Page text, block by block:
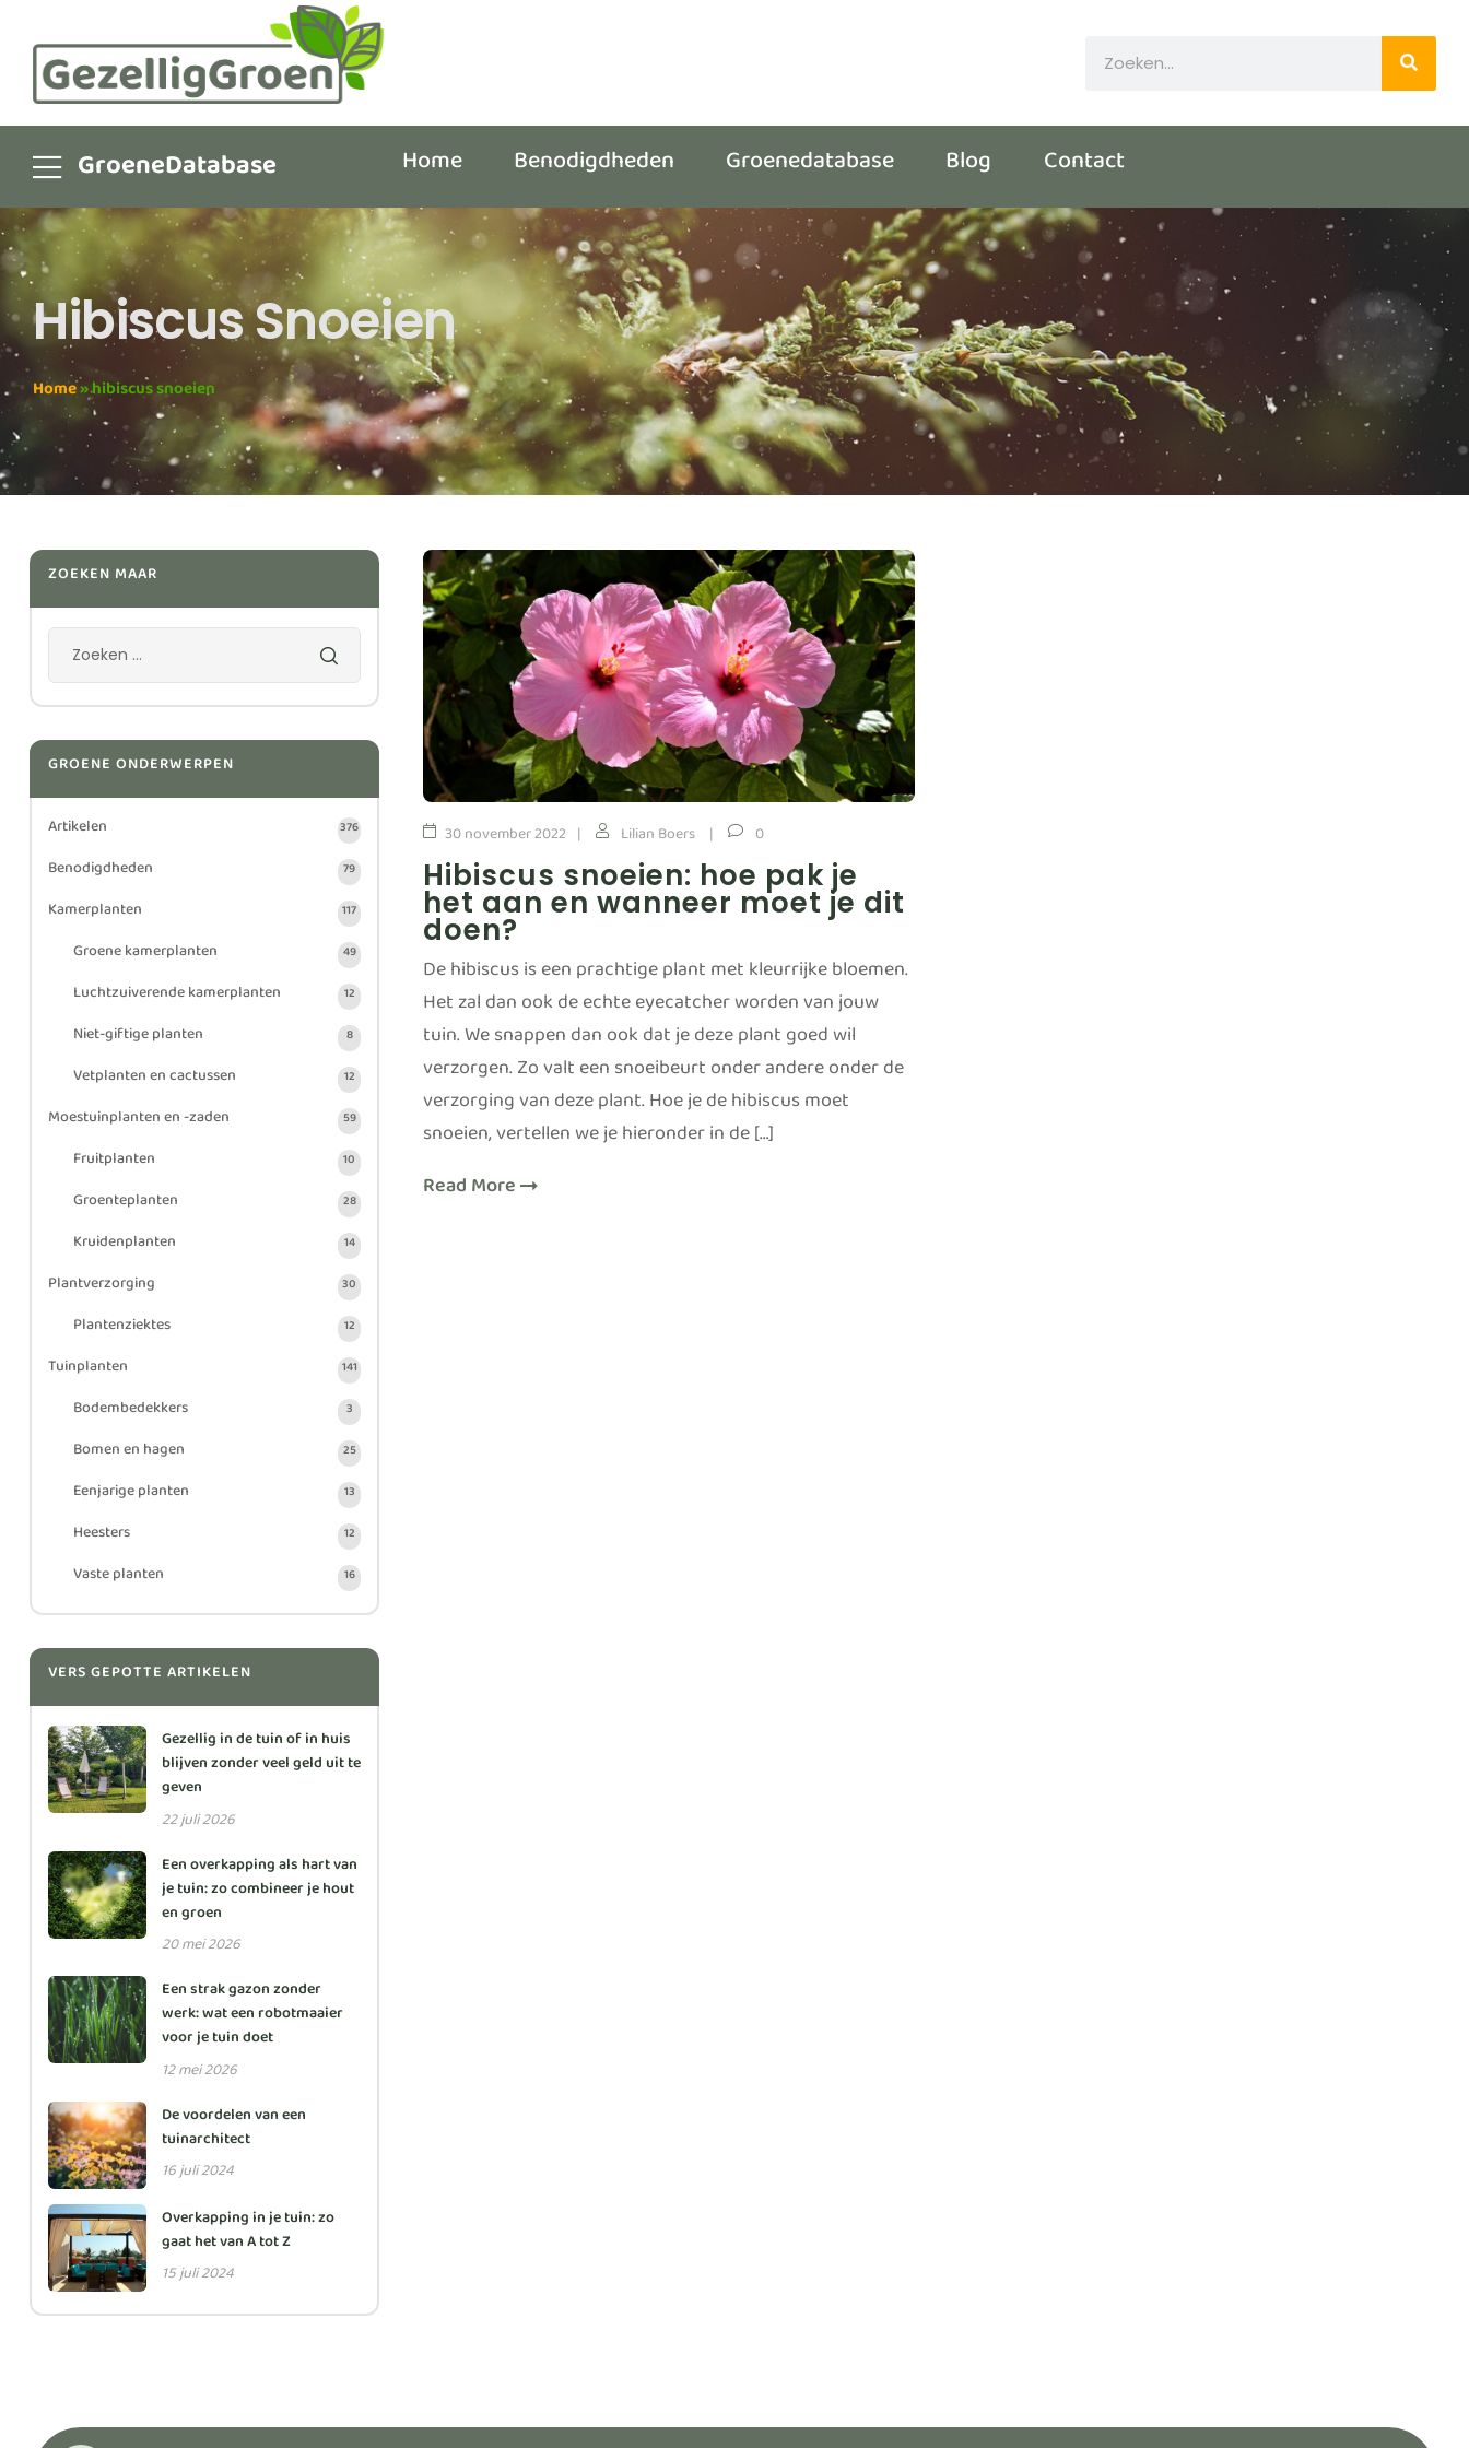
GroeneDatabase Home Benodigdheden Groenedatabase Blog Contact
Hibiscus Snoeien
Home»hibiscus snoeien
30 november 2022 Lilian Boers 0
Hibiscus snoeien: hoe pak je
het aan en wanneer moet je dit
doen?
De hibiscus is een prachtige plant met kleurrijke bloemen.
Het zal dan ook de echte eyecatcher worden van jouw
tuin. We snappen dan ook dat je deze plant goed wil
verzorgen. Zo valt een snoeibeurt onder andere onder de
verzorging van deze plant. Hoe je de hibiscus moet
snoeien, vertellen we je hieronder in de […]
Read More
ZOEKEN MAAR
GROENE ONDERWERPEN
Artikelen
376
Benodigdheden 79
Kamerplanten 117
Groene kamerplanten 49
Luchtzuiverende kamerplanten 12
Niet-giftige planten 8
Vetplanten en cactussen 12
Moestuinplanten en -zaden 59
Fruitplanten 10
Groenteplanten 28
Kruidenplanten 14
Plantverzorging 30
Plantenziektes 12
Tuinplanten 141
Bodembedekkers 3
Bomen en hagen 25
Eenjarige planten 13
Heesters 12
Vaste planten 16
VERS GEPOTTE ARTIKELEN
Gezellig in de tuin of in huis
blijven zonder veel geld uit te
geven
22 juli 2026
Een overkapping als hart van
je tuin: zo combineer je hout
en groen
20 mei 2026
Een strak gazon zonder
werk: wat een robotmaaier
voor je tuin doet
12 mei 2026
De voordelen van een
tuinarchitect
16 juli 2024
Overkapping in je tuin: zo
gaat het van A tot Z
15 juli 2024